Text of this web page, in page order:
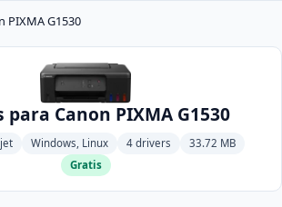
PIXMA G1530
para Canon PIXMA G1530
Windows, Linux 4 drivers
33.72 MB
Gratis